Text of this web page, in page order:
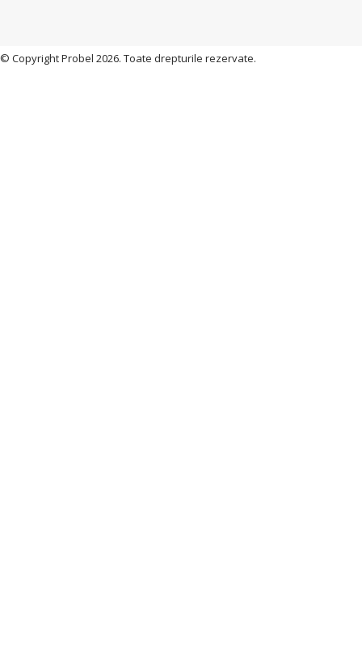
© Copyright Probel 2026. Toate drepturile rezervate.